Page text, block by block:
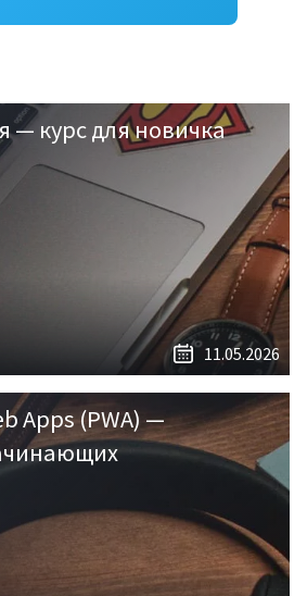
— курс для новичка
11.05.2026
Apps (PWA) —